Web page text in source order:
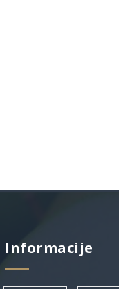
Informacije